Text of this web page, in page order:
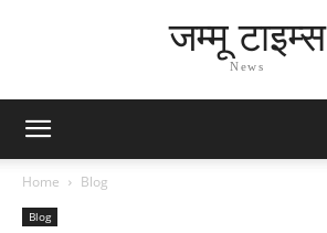
जम्मू टाइम्स
News
Home Blog
Blog